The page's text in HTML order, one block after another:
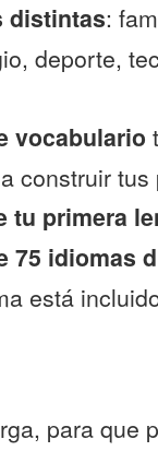
distintas:
deporte,
vocabulario
construir
tu primera
75 idiomas
está
para que